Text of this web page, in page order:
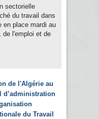
sectorielle
du travail dans
en place mardi au
de l'emploi et de
de l'Algérie au
d’administration
du Travail